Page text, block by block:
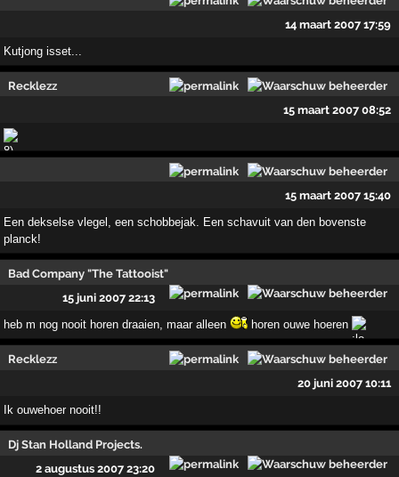
14 maart 2007 17:59
Kutjong isset...
Recklezz
15 maart 2007 08:52
15 maart 2007 15:40
Een dekselse vlegel, een schobbejak. Een schavuit van den bovenste
planck!
Bad Company "The Tattooist"
15 juni 2007 22:13
heb m nog nooit horen draaien, maar alleen horen ouwe hoeren
Recklezz
20 juni 2007 10:11
Ik ouwehoer nooit!!
Dj Stan Holland Projects.
2 augustus 2007 23:20